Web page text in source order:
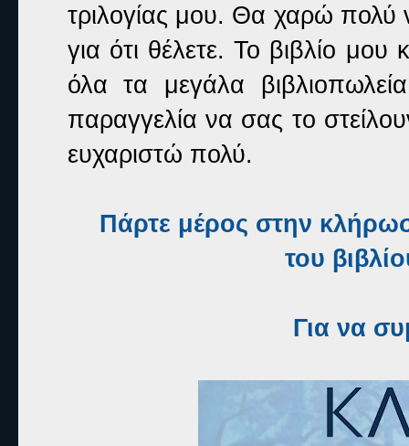
τριλογίας μου. Θα χαρώ πολύ
για ότι θέλετε. Το βιβλίο
όλα τα μεγάλα
παραγγελία να σας το
ευχαριστώ πολύ.
Πάρτε μέρος στην
του
Για να